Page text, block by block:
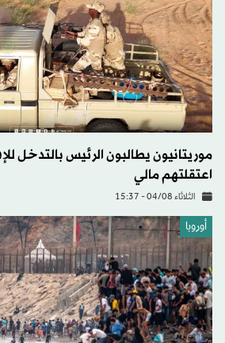
موريتانيون يطالبون الرئيس بالتدخل
اعتقلتهم مالي
الثلاثاء 04/08 - 15:37
أوروبا